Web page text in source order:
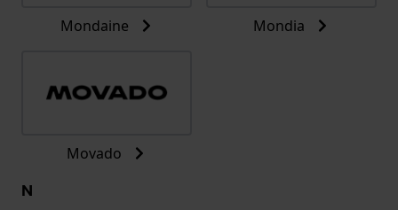
Mondaine Mondia
Movado
N